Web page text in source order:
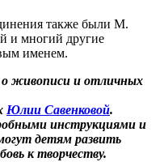
также были М.
и многий другие
именем.
живописи и отличных
Юлии Савенковой.
инструкциями и
детям развить
к творчеству.